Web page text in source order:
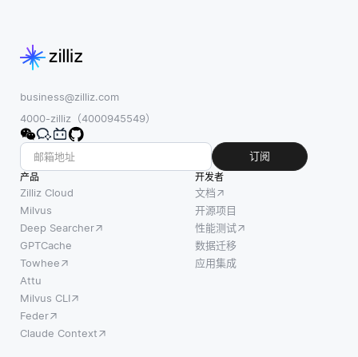
business@zilliz.com
4000-zilliz（4000945549）
订阅
产品
Zilliz Cloud
Milvus
Deep Searcher
GPTCache
Towhee
Attu
Milvus CLI
Feder
Claude Context
开发者
文档
开源项目
性能测试
数据迁移
应用集成